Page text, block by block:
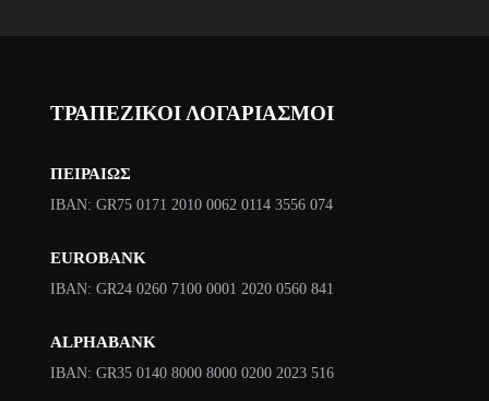
ΤΡΑΠΕΖΙΚΟΙ ΛΟΓΑΡΙΑΣΜΟΙ
ΠΕΙΡΑΙΩΣ
ΙΒΑΝ: GR75 0171 2010 0062 0114 3556 074
EUROBANK
IBAN: GR24 0260 7100 0001 2020 0560 841
ALPHABANK
IBAN: GR35 0140 8000 8000 0200 2023 516